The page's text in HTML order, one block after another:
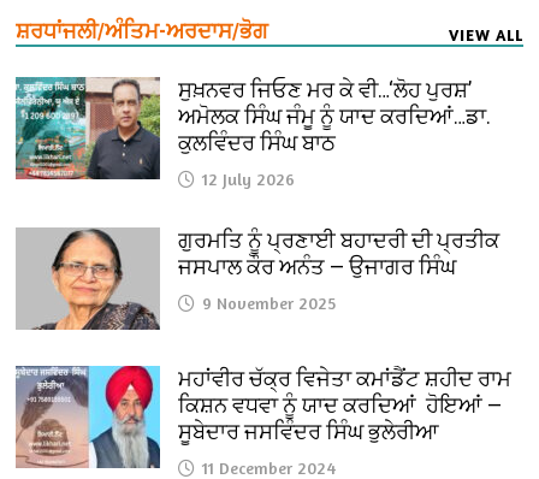
ਸ਼ਰਧਾਂਜਲੀ/ਅੰਤਿਮ-ਅਰਦਾਸ/ਭੋਗ VIEW ALL
ਸੁਖ਼ਨਵਰ ਜਿਓਣ ਮਰ ਕੇ ਵੀ…‘ਲੋਹ ਪੁਰਸ਼’
ਅਮੋਲਕ ਸਿੰਘ ਜੰਮੂ ਨੂੰ ਯਾਦ ਕਰਦਿਆਂ…ਡਾ.
ਕੁਲਵਿੰਦਰ ਸਿੰਘ ਬਾਠ
12 July 2026
ਗੁਰਮਤਿ ਨੂੰ ਪ੍ਰਣਾਈ ਬਹਾਦਰੀ ਦੀ ਪ੍ਰਤੀਕ
ਜਸਪਾਲ ਕੌਰ ਅਨੰਤ — ਉਜਾਗਰ ਸਿੰਘ
9 November 2025
ਮਹਾਂਵੀਰ ਚੱਕ੍ਰ ਵਿਜੇਤਾ ਕਮਾਂਡੈਂਟ ਸ਼ਹੀਦ ਰਾਮ
ਕਿਸ਼ਨ ਵਧਵਾ ਨੂੰ ਯਾਦ ਕਰਦਿਆਂ ਹੋਇਆਂ —
ਸੂਬੇਦਾਰ ਜਸਵਿੰਦਰ ਸਿੰਘ ਭੁਲੇਰੀਆ
11 December 2024